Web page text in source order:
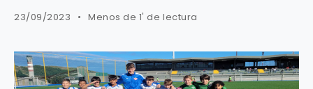
23/09/2023 Menos de 1' de lectura